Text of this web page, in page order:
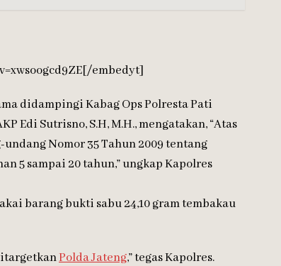
embedyt]
didampingi Kabag Ops Polresta Pati
Edi Sutrisno, S.H, M.H., mengatakan, “Atas
Nomor 35 Tahun 2009 tentang
5 sampai 20 tahun,” ungkap Kapolres
barang bukti sabu 24,10 gram tembakau
Polda Jateng,” tegas Kapolres.